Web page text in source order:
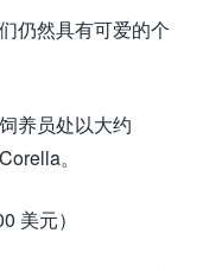
仍然具有可爱的个
养员处以大约
。
美元）